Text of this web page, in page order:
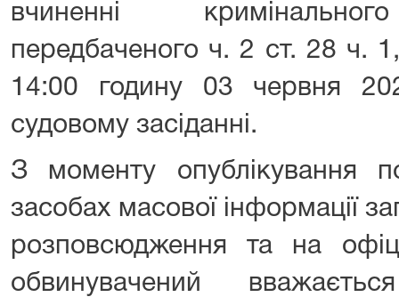
вчиненні
передбаченого ч. 2 ст. 28 ч.
14:00 годину 03 червня
судовому засіданні.
З моменту опублікування
засобах масової інформації
розповсюдження та на
обвинувачений